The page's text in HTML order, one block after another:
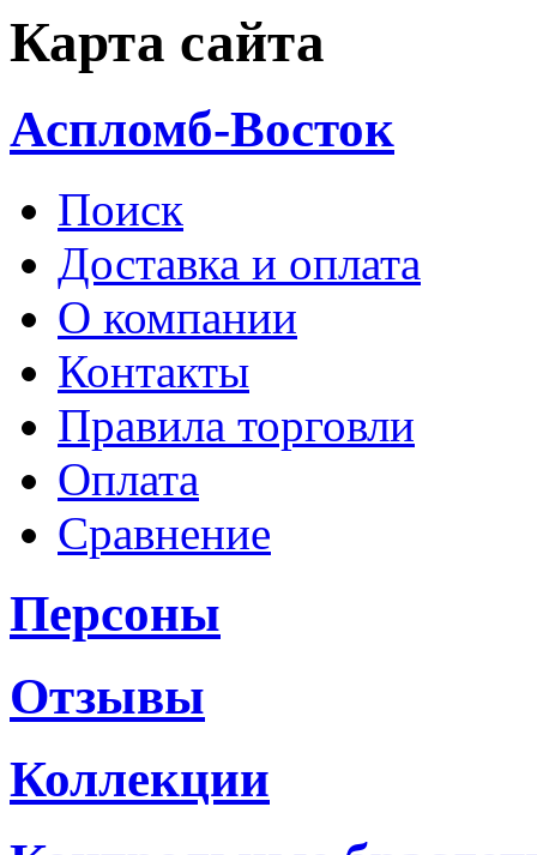
Карта сайта
Аспломб-Восток
Поиск
Доставка и оплата
О компании
Контакты
Правила торговли
Оплата
Сравнение
Персоны
Отзывы
Коллекции